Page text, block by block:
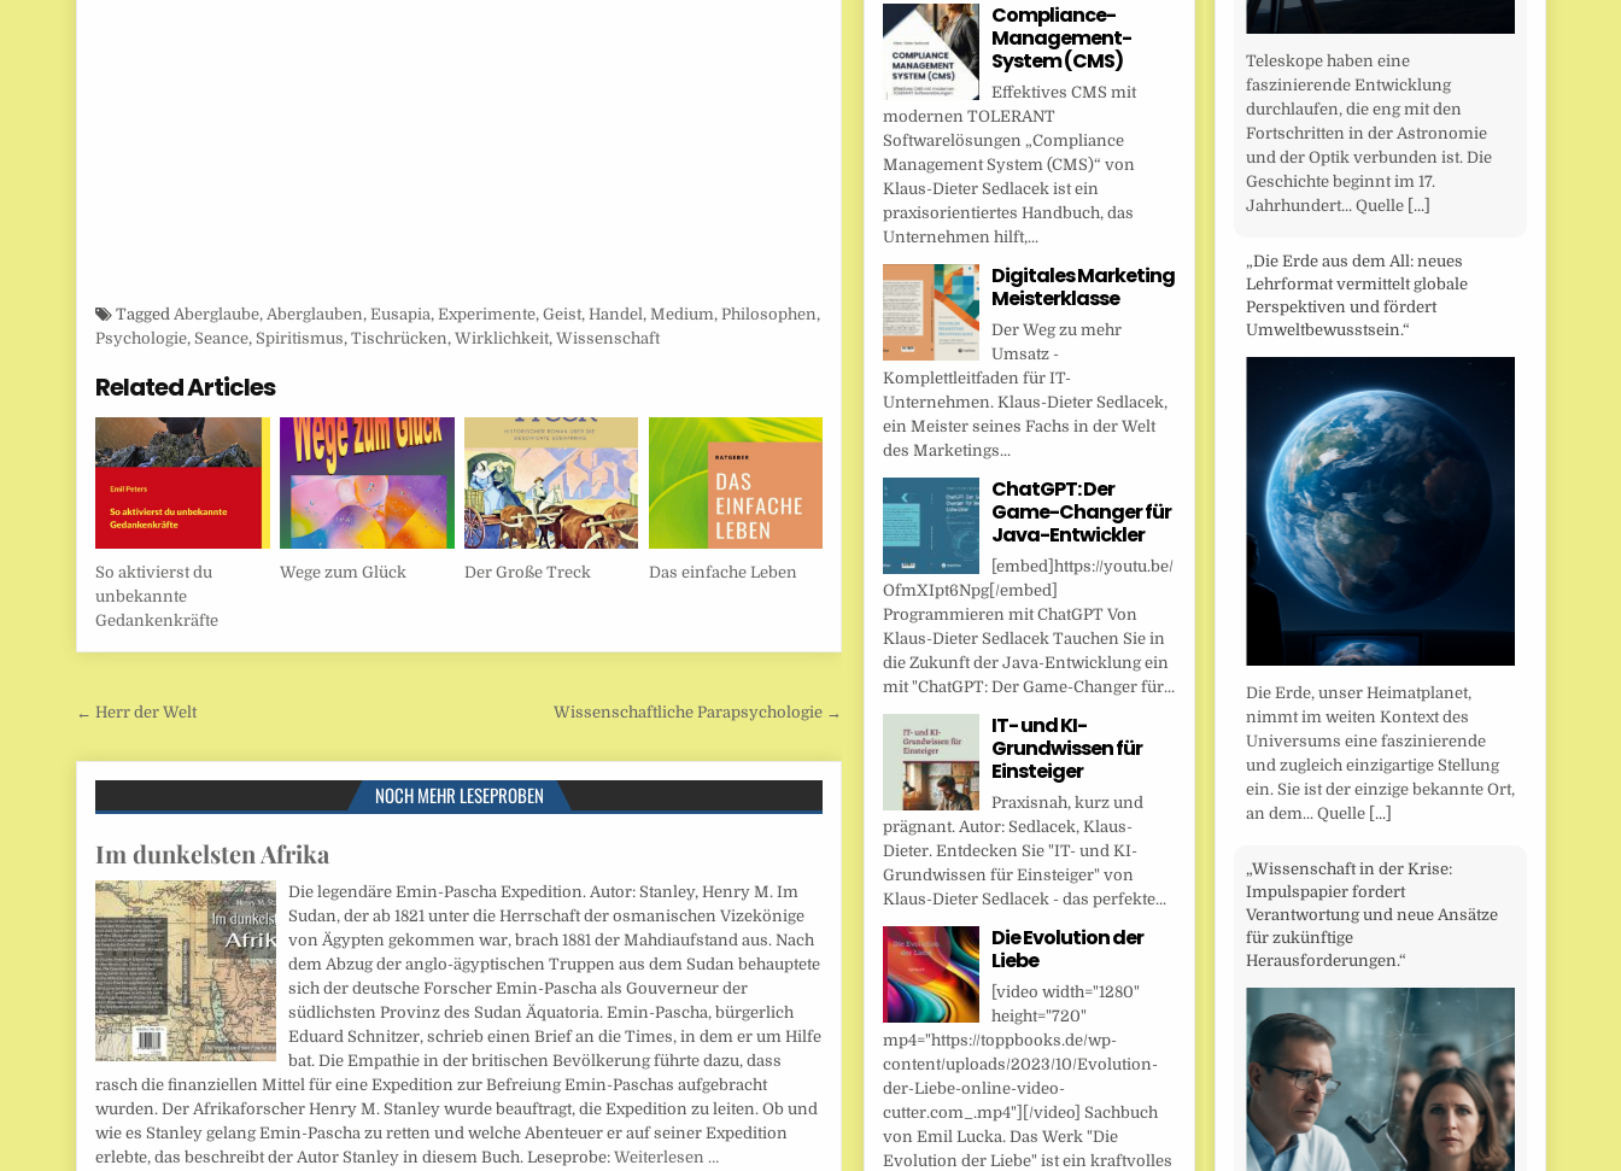
TaggedAberglaube,Aberglauben,Eusapia,Experimente,Geist,Handel,Medium,Philosophen,
Psychologie, Seance, Spiritismus,Tischrücken,Wirklichkeit,Wissenschaft
Related Articles
So aktivierst du
unbekannte
Gedankenkräfte
Wege zum Glück Der Große Treck Das einfache Leben
Beitragsnavigation
← Herr der Welt Wissenschaftliche Parapsychologie →
NOCH MEHR LESEPROBEN
Im dunkelsten Afrika
Die legendäre Emin-Pascha Expedition. Autor: Stanley, Henry M. Im
Sudan, der ab 1821 unter die Herrschaft der osmanischen Vizekönige
von Ägypten gekommen war, brach 1881 der Mahdiaufstand aus. Nach
dem Abzug der anglo-ägyptischen Truppen aus dem Sudan behauptete
sich der deutsche Forscher Emin-Pascha als Gouverneur der
südlichsten Provinz des Sudan Äquatoria. Emin-Pascha, bürgerlich
Eduard Schnitzer, schrieb einen Brief an die Times, in dem er um Hilfe
bat. Die Empathie in der britischen Bevölkerung führte dazu, dass
rasch die finanziellen Mittel für eine Expedition zur Befreiung Emin-Paschas aufgebracht
wurden. Der Afrikaforscher Henry M. Stanley wurde beauftragt, die Expedition zu leiten. Ob und
wie es Stanley gelang Emin-Pascha zu retten und welche Abenteuer er auf seiner Expedition
erlebte, das beschreibt der Autor Stanley in diesem Buch. Leseprobe:Weiterlesen …
Compliance-
Management-
System (CMS)
Effektives CMS mit
modernen TOLERANT
Softwarelösungen „Compliance
Management System (CMS)“ von
Klaus-Dieter Sedlacek ist ein
praxisorientiertes Handbuch, das
Unternehmen hilft,...
Digitales Marketing
Meisterklasse
Der Weg zu mehr
Umsatz -
Komplettleitfaden für IT-
Unternehmen. Klaus-Dieter Sedlacek,
ein Meister seines Fachs in der Welt
des Marketings...
ChatGPT: Der
Game-Changer für
Java-Entwickler
[embed]https://youtu.be/
OfmXIpt6Npg[/embed]
Programmieren mit ChatGPT Von
Klaus-Dieter Sedlacek Tauchen Sie in
die Zukunft der Java-Entwicklung ein
mit "ChatGPT: Der Game-Changer für...
IT- und KI-
Grundwissen für
Einsteiger
Praxisnah, kurz und
prägnant. Autor: Sedlacek, Klaus-
Dieter. Entdecken Sie "IT- und KI-
Grundwissen für Einsteiger" von
Klaus-Dieter Sedlacek - das perfekte...
Die Evolution der
Liebe
[video width="1280"
height="720"
mp4="https://toppbooks.de/wp-
content/uploads/2023/10/Evolution-
der-Liebe-online-video-
cutter.com_.mp4"][/video] Sachbuch
von Emil Lucka. Das Werk "Die
Evolution der Liebe" ist ein kraftvolles
Teleskope haben eine
faszinierende Entwicklung
durchlaufen, die eng mit den
Fortschritten in der Astronomie
und der Optik verbunden ist. Die
Geschichte beginnt im 17.
Jahrhundert... Quelle [...]
„Die Erde aus dem All: neues
Lehrformat vermittelt globale
Perspektiven und fördert
Umweltbewusstsein.“
Die Erde, unser Heimatplanet,
nimmt im weiten Kontext des
Universums eine faszinierende
und zugleich einzigartige Stellung
ein. Sie ist der einzige bekannte Ort,
an dem... Quelle [...]
„Wissenschaft in der Krise:
Impulspapier fordert
Verantwortung und neue Ansätze
für zukünftige
Herausforderungen.“